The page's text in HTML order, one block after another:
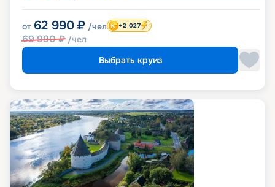
от 62 990 ₽ /чел
69 990₽ /чел
+2 027
Выбрать круиз